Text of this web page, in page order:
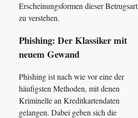
Erscheinungsformen dieser Betrugsart
zu verstehen.
Phishing: Der Klassiker mit
neuem Gewand
Phishing ist nach wie vor eine der
häufigsten Methoden, mit denen
Kriminelle an Kreditkartendaten
gelangen. Dabei geben sich die